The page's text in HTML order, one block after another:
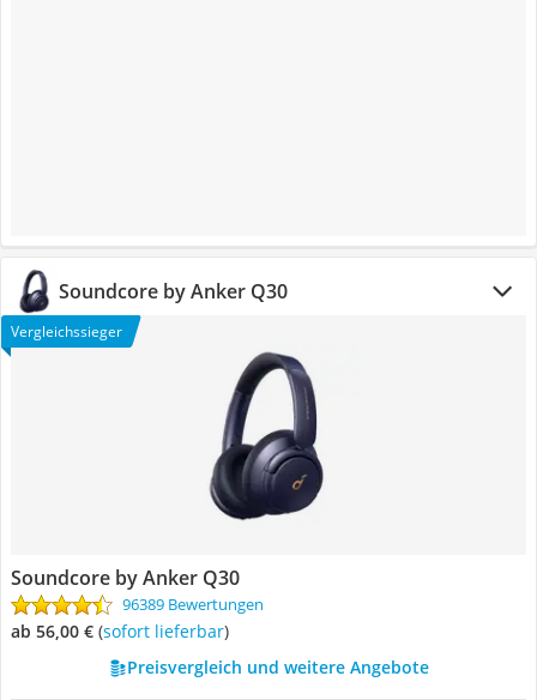
Soundcore by Anker Q30
Vergleichssieger
Soundcore by Anker Q30
96389 Bewertungen
ab 56,00 € ( Sofort lieferbar)
Preisvergleich und weitere Angebote